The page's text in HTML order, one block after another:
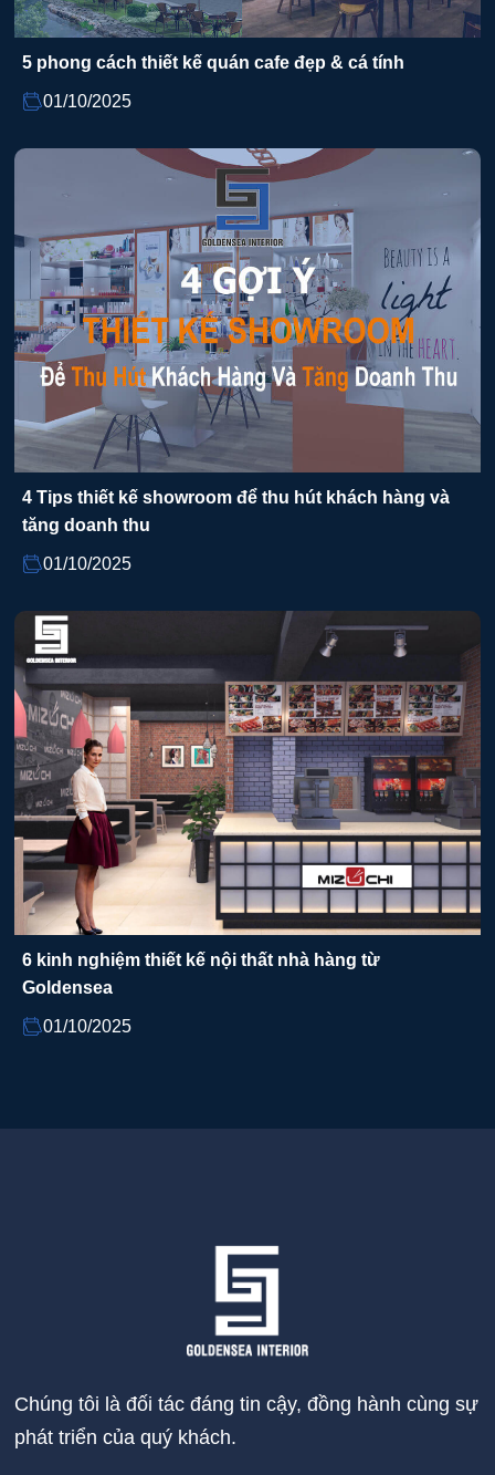
5 phong cách thiết kế quán cafe đẹp & cá tính
01/10/2025
4 Tips thiết kế showroom để thu hút khách hàng và
tăng doanh thu
01/10/2025
6 kinh nghiệm thiết kế nội thất nhà hàng từ
Goldensea
01/10/2025
Chúng tôi là đối tác đáng tin cậy, đồng hành cùng sự
phát triển của quý khách.